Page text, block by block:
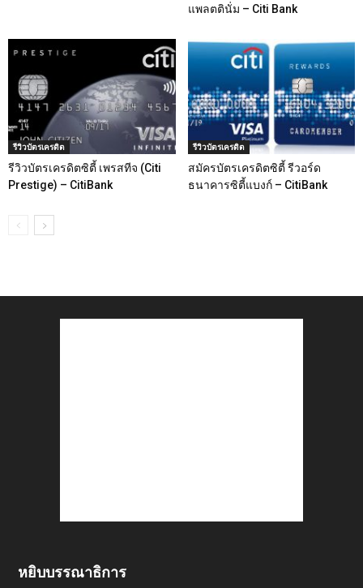
แพลตตินั่ม – Citi Bank
รีวิวบัตรเครดิต
รีวิวบัตรเครดิตซิตี้ เพรสทีจ (Citi
Prestige) – CitiBank
รีวิวบัตรเครดิต
สมัครบัตรเครดิตซิตี้ รีวอร์ด
ธนาคารซิตี้แบงก์ – CitiBank
หยิบบรรณาธิการ